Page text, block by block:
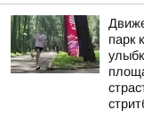
парк